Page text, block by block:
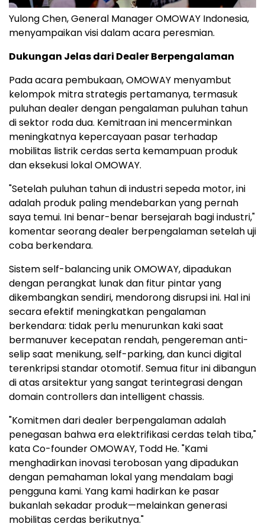
Yulong Chen, General Manager OMOWAY Indonesia,
menyampaikan visi dalam acara peresmian.
Dukungan Jelas dari Dealer Berpengalaman
Pada acara pembukaan, OMOWAY menyambut
kelompok mitra strategis pertamanya, termasuk
puluhan dealer dengan pengalaman puluhan tahun
di sektor roda dua. Kemitraan ini mencerminkan
meningkatnya kepercayaan pasar terhadap
mobilitas listrik cerdas serta kemampuan produk
dan eksekusi lokal OMOWAY.
"Setelah puluhan tahun di industri sepeda motor, ini
adalah produk paling mendebarkan yang pernah
saya temui. Ini benar-benar bersejarah bagi industri,"
komentar seorang dealer berpengalaman setelah uji
coba berkendara.
Sistem self-balancing unik OMOWAY, dipadukan
dengan perangkat lunak dan fitur pintar yang
dikembangkan sendiri, mendorong disrupsi ini. Hal ini
secara efektif meningkatkan pengalaman
berkendara: tidak perlu menurunkan kaki saat
bermanuver kecepatan rendah, pengereman anti-
selip saat menikung, self-parking, dan kunci digital
terenkripsi standar otomotif. Semua fitur ini dibangun
di atas arsitektur yang sangat terintegrasi dengan
domain controllers dan intelligent chassis.
"Komitmen dari dealer berpengalaman adalah
penegasan bahwa era elektrifikasi cerdas telah tiba,"
kata Co-founder OMOWAY, Todd He. "Kami
menghadirkan inovasi terobosan yang dipadukan
dengan pemahaman lokal yang mendalam bagi
pengguna kami. Yang kami hadirkan ke pasar
bukanlah sekadar produk—melainkan generasi
mobilitas cerdas berikutnya."